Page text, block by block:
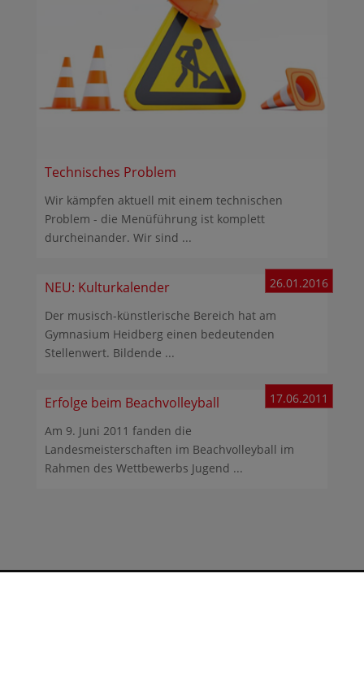
Technisches Problem
Wir kämpfen aktuell mit einem technischen
Problem - die Menüführung ist komplett
durcheinander. Wir sind ...
NEU: Kulturkalender 26.01.2016
Der musisch-künstlerische Bereich hat am
Gymnasium Heidberg einen bedeutenden
Stellenwert. Bildende ...
Erfolge beim Beachvolleyball 17.06.2011
Am 9. Juni 2011 fanden die
Landesmeisterschaften im Beachvolleyball im
Rahmen des Wettbewerbs Jugend ...